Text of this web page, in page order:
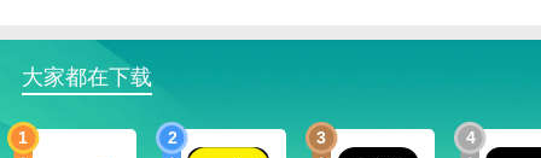
- 挑战模式包含1000个不断递进的关卡，一个全新的排
行榜，成就。
游戏特色
大家都在下载
1 2 3 4